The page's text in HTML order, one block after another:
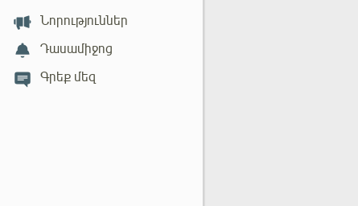
Նորություններ
Դասամիջոց
Գրեք մեզ